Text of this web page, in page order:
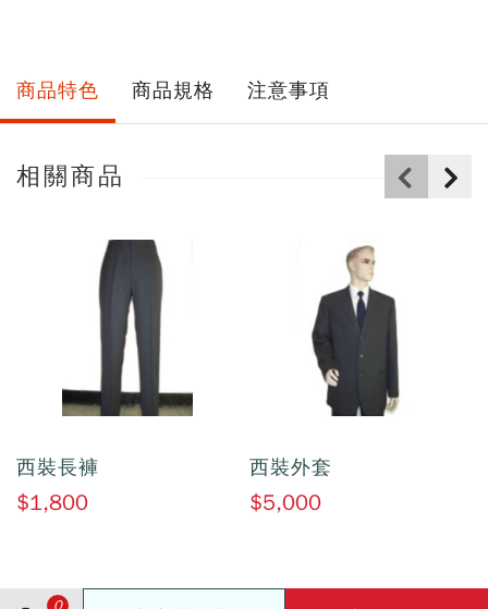
商品特色 商品規格 注意事項
相關商品
西裝長褲
$1,800
西裝外套
$5,000
0